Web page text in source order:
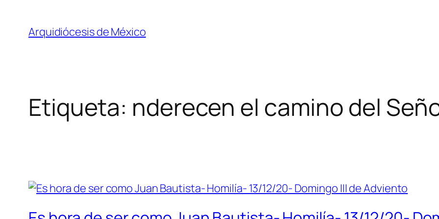
contenido
Arquidiócesis de México
Etiqueta: nderecen el camino del